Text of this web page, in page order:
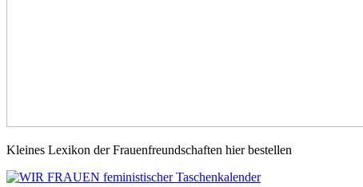
Kleines Lexikon der Frauenfreundschaften hier bestellen